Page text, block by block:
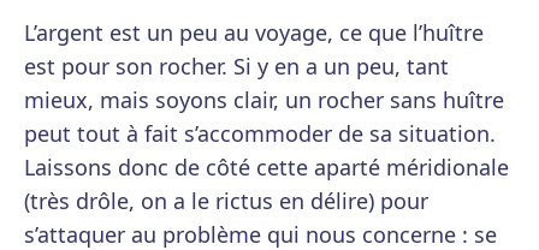
L’argent est un peu au voyage, ce que l’huître
est pour son rocher. Si y en a un peu, tant
mieux, mais soyons clair, un rocher sans huître
peut tout à fait s’accommoder de sa situation.
Laissons donc de côté cette aparté méridionale
(très drôle, on a le rictus en délire) pour
s’attaquer au problème qui nous concerne : se